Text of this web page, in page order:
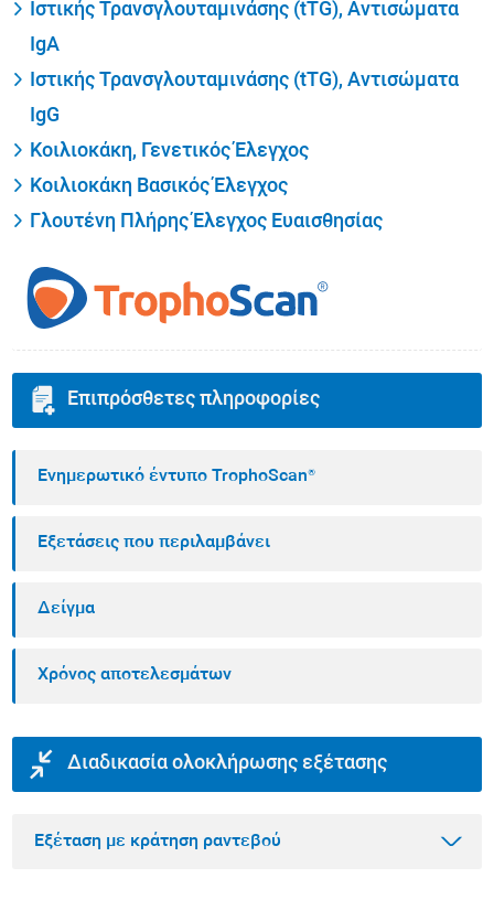
Ιστικής Τρανσγλουταμινάσης (tTG), Αντισώματα
IgA
Ιστικής Τρανσγλουταμινάσης (tTG), Αντισώματα
IgG
Κοιλιοκάκη, Γενετικός Έλεγχος
Κοιλιοκάκη Βασικός Έλεγχος
Γλουτένη Πλήρης Έλεγχος Ευαισθησίας
Επιπρόσθετες πληροφορίες
Ενημερωτικό έντυπο TrophoScan®
Εξετάσεις που περιλαμβάνει
Δείγμα
Χρόνος αποτελεσμάτων
Διαδικασία ολοκλήρωσης εξέτασης
Εξέταση με κράτηση ραντεβού